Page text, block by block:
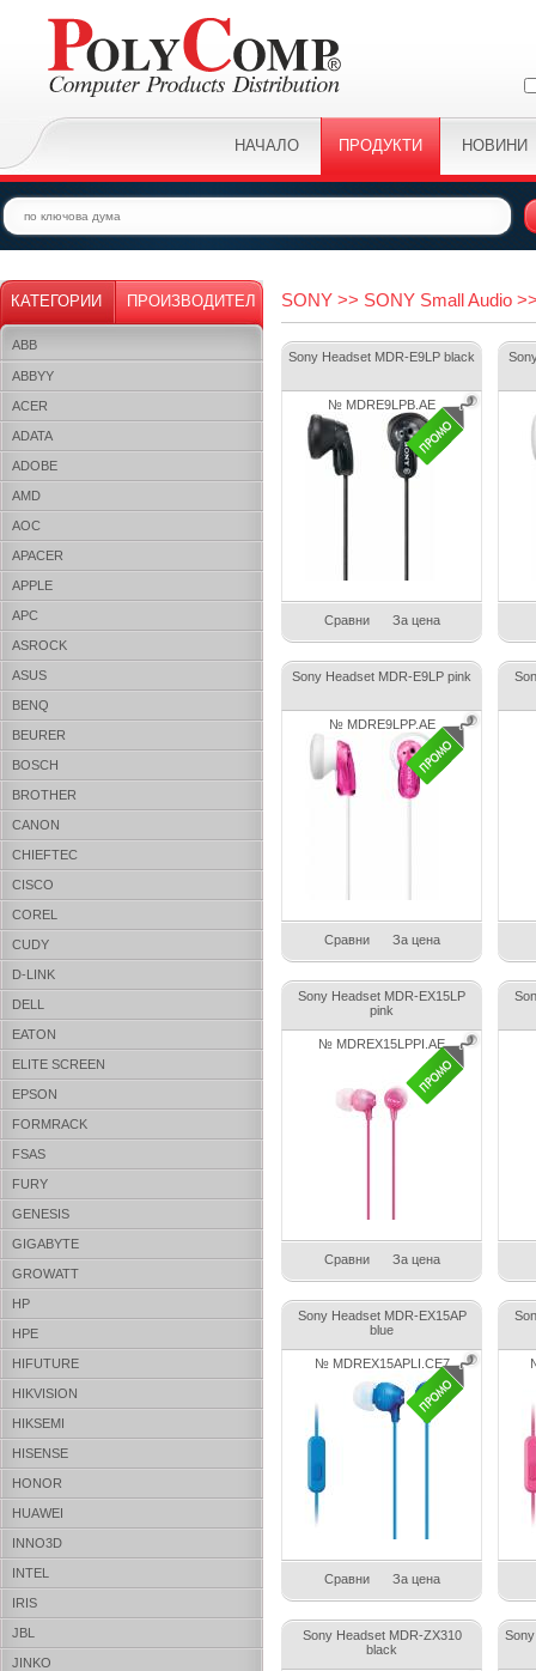
НАЧАЛО ПРОДУКТИ НОВИНИ
КАТЕГОРИИ ПРОИЗВОДИТЕЛ
ABB
ABBYY
ACER
ADATA
ADOBE
AMD
AOC
APACER
APPLE
APC
ASROCK
ASUS
BENQ
BEURER
BOSCH
BROTHER
CANON
CHIEFTEC
CISCO
COREL
CUDY
D-LINK
DELL
EATON
ELITE SCREEN
EPSON
FORMRACK
FSAS
FURY
GENESIS
GIGABYTE
GROWATT
HP
HPE
HIFUTURE
HIKVISION
HIKSEMI
HISENSE
HONOR
HUAWEI
INNO3D
INTEL
IRIS
JBL
JINKO
SONY >> SONY Small Audio
Sony Headset MDR-E9LP black
№ MDRE9LPB.AE
Сравни За цена
Sony Headset MDR-E9LP pink
№ MDRE9LPP.AE
Сравни За цена
Sony Headset MDR-EX15LP
pink
№ MDREX15LPPI.AE
Сравни За цена
Sony Headset MDR-EX15AP
blue
№ MDREX15APLI.CE7
Сравни За цена
Sony Headset MDR-ZX310
black